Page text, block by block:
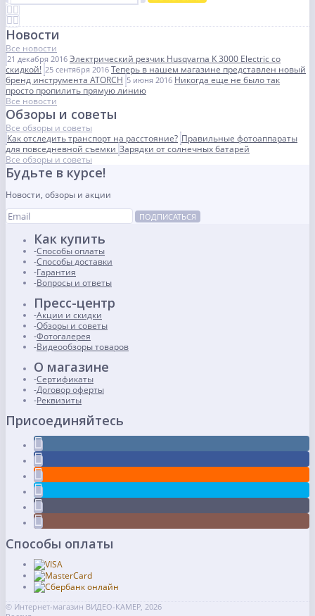
Новости
Все новости
21 декабря 2016 Электрический резчик Husqvarna K 3000 Electric со
скидкой! 25 сентября 2016 Теперь в нашем магазине представлен новый
бренд инструмента ATORCH 5 июня 2016 Никогда еще не было так
просто пропилить прямую линию
Все новости
Обзоры и советы
Все обзоры и советы
Как отследить транспорт на расстояние? Правильные фотоаппараты
для повседневной съемки Зарядки от солнечных батарей
Все обзоры и советы
Будьте в курсе!
Новости, обзоры и акции
ПОДПИСАТЬСЯ
Как купить
Способы оплаты
Способы доставки
Гарантия
Вопросы и ответы
Пресс-центр
Акции и скидки
Обзоры и советы
Фотогалерея
Видеообзоры товаров
О магазине
Сертификаты
Договор оферты
Реквизиты
Присоединяйтесь
Способы оплаты
© Интернет-магазин ВИДЕО-КАМЕР, 2026